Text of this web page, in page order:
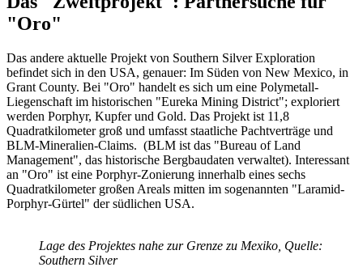
"Oro"
Das andere aktuelle Projekt von Southern Silver Exploration
befindet sich in den USA, genauer: Im Süden von New Mexico, in
Grant County. Bei "Oro" handelt es sich um eine Polymetall-
Liegenschaft im historischen "Eureka Mining District"; exploriert
werden Porphyr, Kupfer und Gold. Das Projekt ist 11,8
Quadratkilometer groß und umfasst staatliche Pachtverträge und
BLM-Mineralien-Claims. (BLM ist das "Bureau of Land
Management", das historische Bergbaudaten verwaltet). Interessant
an "Oro" ist eine Porphyr-Zonierung innerhalb eines sechs
Quadratkilometer großen Areals mitten im sogenannten "Laramid-
Porphyr-Gürtel" der südlichen USA.
Lage des Projektes nahe zur Grenze zu Mexiko, Quelle:
Southern Silver